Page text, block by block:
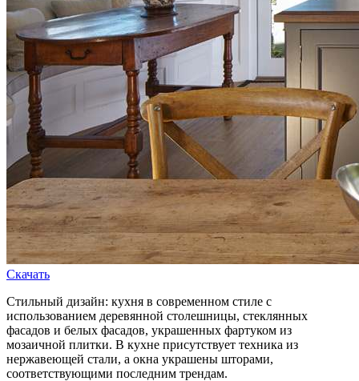
Скачать
Стильный дизайн: кухня в современном стиле с
использованием деревянной столешницы, стеклянных
фасадов и белых фасадов, украшенных фартуком из
мозаичной плитки. В кухне присутствует техника из
нержавеющей стали, а окна украшены шторами,
соответствующими последним трендам.